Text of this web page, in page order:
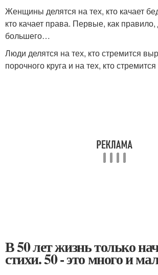
Женщины делятся на тех, кто качает
кто качает права. Первые, как
большего…
Люди делятся на тех, кто стремится
порочного круга и на тех, кто
В 50 лет жизнь только
стихи. 50 - это много и